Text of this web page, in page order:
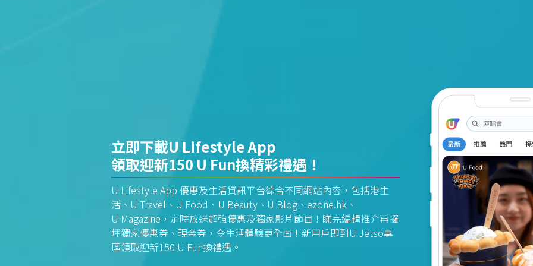
立即下載U Lifestyle App
領取迎新150 U Fun換精彩禮遇！
U Lifestyle App 優惠及生活資訊平台綜合不同網站內容，包括港生
活、U Travel、U Food、U Beauty、U Blog、ezone.hk、
U Magazine，定時放送超強優惠及獨家影片節目！睇完編輯推介再攞
埋獨家優惠券、現金券，令生活體驗更全面！新用戶即到U Jetso專
區領取迎新150 U Fun換禮遇。